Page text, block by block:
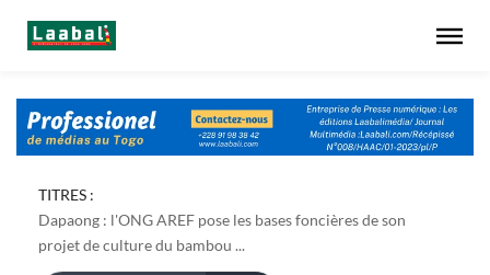
TITRES :
Dapaong : l'ONG AREF pose les bases foncières de son
projet de culture du bambou ...